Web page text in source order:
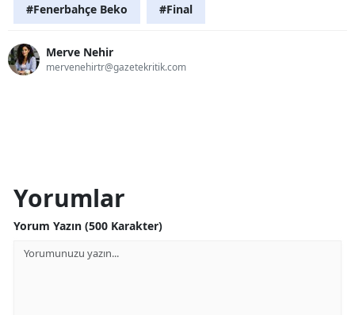
#Fenerbahçe Beko #Final
Merve Nehir
mervenehirtr@gazetekritik.com
Yorumlar
Yorum Yazın (500 Karakter)